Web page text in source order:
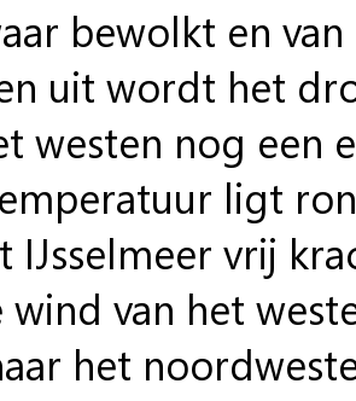
bewolkt en
uit wordt het
westen nog een
ligt
IJsselmeer vrij
van het
het